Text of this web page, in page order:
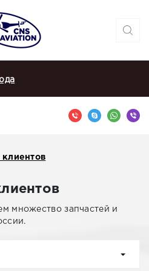
множество запчастей и